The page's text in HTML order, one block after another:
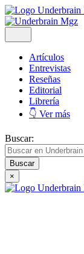
Artículos
Entrevistas
Reseñas
Editorial
Librería
👇 Ver más
Buscar:
×